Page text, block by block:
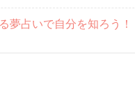
夢占いで自分を知ろう！